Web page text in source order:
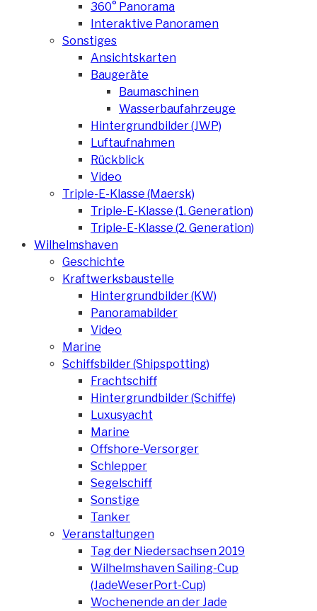
360° Panorama
Interaktive Panoramen
Sonstiges
Ansichtskarten
Baugeräte
Baumaschinen
Wasserbaufahrzeuge
Hintergrundbilder (JWP)
Luftaufnahmen
Rückblick
Video
Triple-E-Klasse (Maersk)
Triple-E-Klasse (1. Generation)
Triple-E-Klasse (2. Generation)
Wilhelmshaven
Geschichte
Kraftwerksbaustelle
Hintergrundbilder (KW)
Panoramabilder
Video
Marine
Schiffsbilder (Shipspotting)
Frachtschiff
Hintergrundbilder (Schiffe)
Luxusyacht
Marine
Offshore-Versorger
Schlepper
Segelschiff
Sonstige
Tanker
Veranstaltungen
Tag der Niedersachsen 2019
Wilhelmshaven Sailing-Cup
(JadeWeserPort-Cup)
Wochenende an der Jade